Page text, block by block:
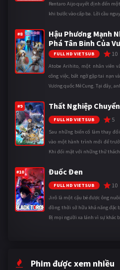
Rentaro Aijo quyết định đến
khi bước vào cấp ba. Lời cầu
#8
Hậu Phương Mạnh
Phá Tân Binh Của
FULL HD VIETSUB 10
Atobe Arihito, một nhân viên
công việc, bất ngờ gặp tai nạn
Vương quốc Mê Cung. Tại đây,
#9 Thất Nghiệp
FULL HD VIETSUB 5
Sau những biến cố làm thay
vào một hành trình mới để
Khi đối mặt với những thử
#10 Đuốc Đen
FULL HD VIETSUB 10
Jirô là một cậu bé được ông
đồng thời sở hữu khả năng đặc
Bị mọi người xa lánh vì sự khác
Phim được xem nhiều